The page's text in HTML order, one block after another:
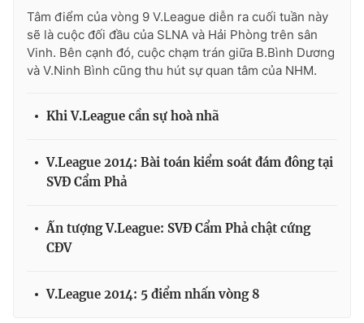
Tâm điểm của vòng 9 V.League diễn ra cuối tuần này
sẽ là cuộc đối đầu của SLNA và Hải Phòng trên sân
Vinh. Bên cạnh đó, cuộc chạm trán giữa B.Bình Dương
và V.Ninh Bình cũng thu hút sự quan tâm của NHM.
Khi V.League cần sự hoà nhã
V.League 2014: Bài toán kiểm soát đám đông tại
SVĐ Cẩm Phả
Ấn tượng V.League: SVĐ Cẩm Phả chật cứng
CĐV
V.League 2014: 5 điểm nhấn vòng 8